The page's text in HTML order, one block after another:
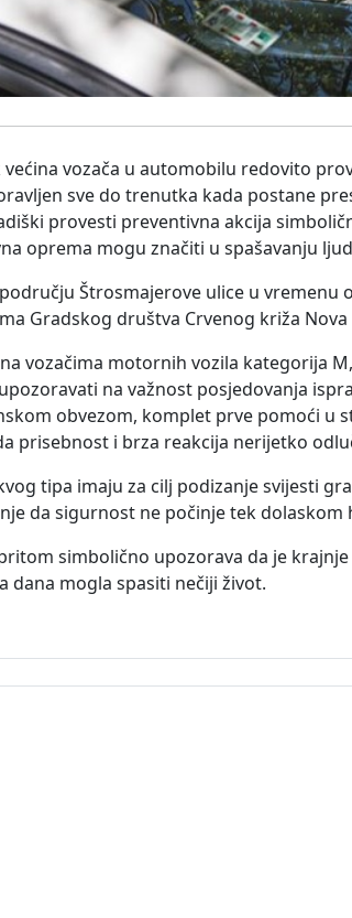
većina vozača u automobilu redovito
sve do trenutka kada postane
provesti preventivna akcija
oprema mogu značiti u spašavanju
Štrosmajerove ulice u vremenu
Gradskog društva Crvenog križa Nova
vozačima motornih vozila kategorija
na važnost posjedovanja
obvezom, komplet prve pomoći
prisebnost i brza reakcija nerijetko
tipa imaju za cilj podizanje svijesti
da sigurnost ne počinje tek dolaskom
pritom simbolično upozorava da je
dana mogla spasiti nečiji život.